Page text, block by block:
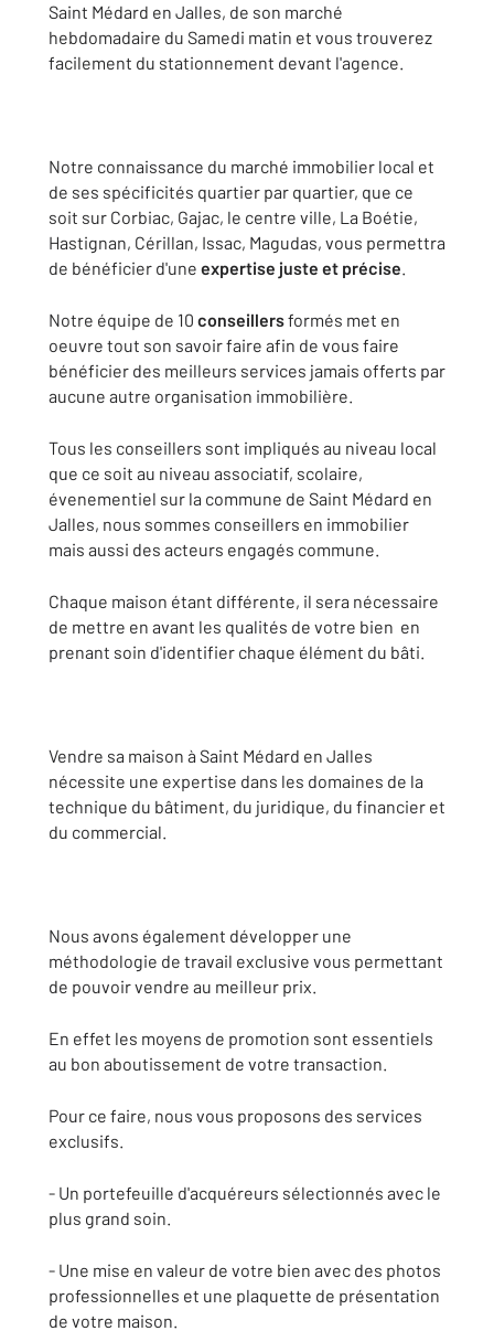
Saint Médard en Jalles, de son marché
hebdomadaire du Samedi matin et vous trouverez
facilement du stationnement devant l'agence.
Notre connaissance du marché immobilier local et
de ses spécificités quartier par quartier, que ce
soit sur Corbiac, Gajac, le centre ville, La Boétie,
Hastignan, Cérillan, Issac, Magudas, vous permettra
de bénéficier d'une expertise juste et précise.
Notre équipe de 10 conseillersformés met en
oeuvre tout son savoir faire afin de vous faire
bénéficier des meilleurs services jamais offerts par
aucune autre organisation immobilière.
Tous les conseillers sont impliqués au niveau local
que ce soit au niveau associatif, scolaire,
évenementiel sur la commune de Saint Médard en
Jalles, nous sommes conseillers en immobilier
mais aussi des acteurs engagés commune.
Chaque maison étant différente, il sera nécessaire
de mettre en avant les qualités de votre bien en
prenant soin d'identifier chaque élément du bâti.
Vendre sa maison à Saint Médard en Jalles
nécessite une expertise dans les domaines de la
technique du bâtiment, du juridique, du financier et
du commercial.
Nous avons également développer une
méthodologie de travail exclusive vous permettant
de pouvoir vendre au meilleur prix.
En effet les moyens de promotion sont essentiels
au bon aboutissement de votre transaction.
Pour ce faire, nous vous proposons des services
exclusifs.
- Un portefeuille d'acquéreurs sélectionnés avec le
plus grand soin.
- Une mise en valeur de votre bien avec des photos
professionnelles et une plaquette de présentation
de votre maison.